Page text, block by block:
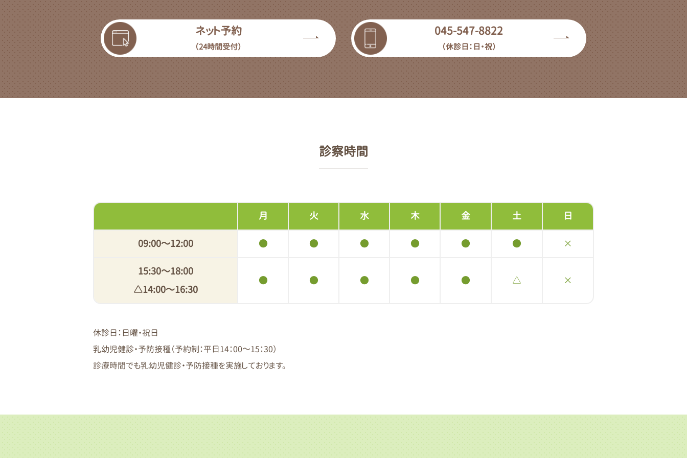
ネット予約
（24時間受付）
045-547-8822
（休診日：日・祝）
診察時間
月 火 水 木 金 土 日
09:00〜12:00 ● ● ● ● ● ● ×
15:30〜18:00
△14:00〜16:30
● ● ● ● ● △ ×
休診日：日曜・祝日
乳幼児健診・予防接種（予約制：平日14：00～15：30）
診療時間でも乳幼児健診・予防接種を実施しております。